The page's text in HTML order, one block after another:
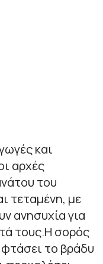
και
αρχές
του
τεταμένη, με
ανησυχία για
τους.Η σορός
το βράδυ